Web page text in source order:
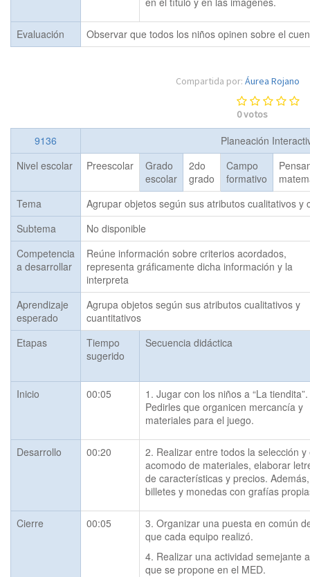
Evaluación Observar que todos los niños opinen sobre el
Compartida por: Áurea Rojano
0votos
9136
Planeación
Nivel escolar
Preescolar
Grado
escolar
2do
grado
Campo
formativo
Tema
Agrupar objetos según sus atributos cualitativos y
Subtema
No disponible
Competencia
a desarrollar
Reúne información sobre criterios acordados,
representa gráficamente dicha información y la
interpreta
Aprendizaje
esperado
Agrupa objetos según sus atributos cualitativos y
cuantitativos
Etapas
Tiempo
sugerido
Secuencia didáctica
Inicio 00:05
1. Jugar con los niños a “La tiendita”.
Pedirles que organicen mercancía y
materiales para el juego.
Desarrollo 00:20
2. Realizar entre todos la selección y
acomodo de materiales, elaborar
de características y precios.
billetes y monedas con grafías
Cierre 00:05
3. Organizar una puesta en común
que cada equipo realizó.
4. Realizar una actividad semejante
que se propone en el MED.